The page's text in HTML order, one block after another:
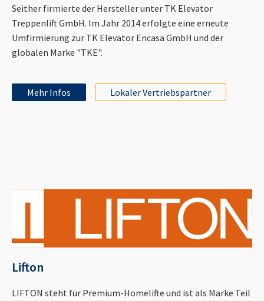
Seither firmierte der Hersteller unter TK Elevator
Treppenlift GmbH. Im Jahr 2014 erfolgte eine erneute
Umfirmierung zur TK Elevator Encasa GmbH und der
globalen Marke "TKE".
Mehr Infos Lokaler Vertriebspartner
Lifton
LIFTON steht für Premium-Homelifte und ist als Marke Teil